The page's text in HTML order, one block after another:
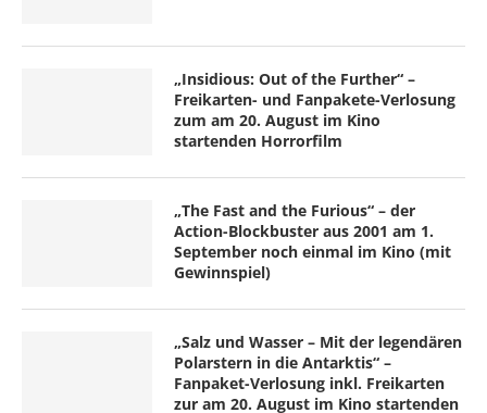
„Insidious: Out of the Further“ –
Freikarten- und Fanpakete-Verlosung
zum am 20. August im Kino
startenden Horrorfilm
„The Fast and the Furious“ – der
Action-Blockbuster aus 2001 am 1.
September noch einmal im Kino (mit
Gewinnspiel)
„Salz und Wasser – Mit der legendären
Polarstern in die Antarktis“ –
Fanpaket-Verlosung inkl. Freikarten
zur am 20. August im Kino startenden